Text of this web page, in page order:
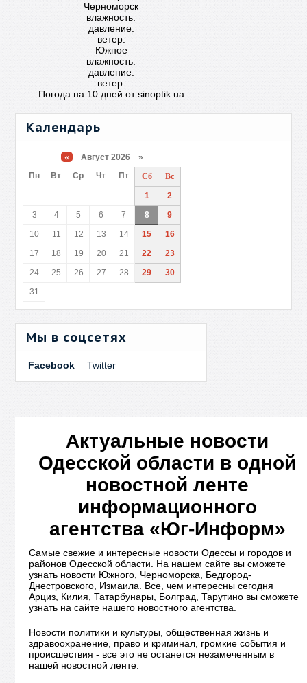
Черноморск
влажность:
давление:
ветер:
Южное
влажность:
давление:
ветер:
Погода на 10 дней отsinoptik.ua
Календарь
« Август 2026 »
Пн
Вт Ср Чт Пт Сб
Вс
1
2
3
4 5 6 7 8
9
10
11 12 13 14 15
16
17
18 19 20 21 22
23
24
25 26 27 28 29
30
31
Мы в соцсетях
Facebook Twitter
Актуальные новости
Одесской области в одной
новостной ленте
информационного
агентства «Юг-Информ»
Самые свежие и интересные новости Одессы и городов и
районов Одесской области. На нашем сайте вы сможете
узнать новости Южного, Черноморска, Бедгород-
Днестровского, Измаила. Все, чем интересны сегодня
Арциз, Килия, Татарбунары, Болград, Тарутино вы сможете
узнать на сайте нашего новостного агентства.
Новости политики и культуры, общественная жизнь и
здравоохранение, право и криминал, громкие события и
происшествия - все это не останется незамеченным в
нашей новостной ленте.